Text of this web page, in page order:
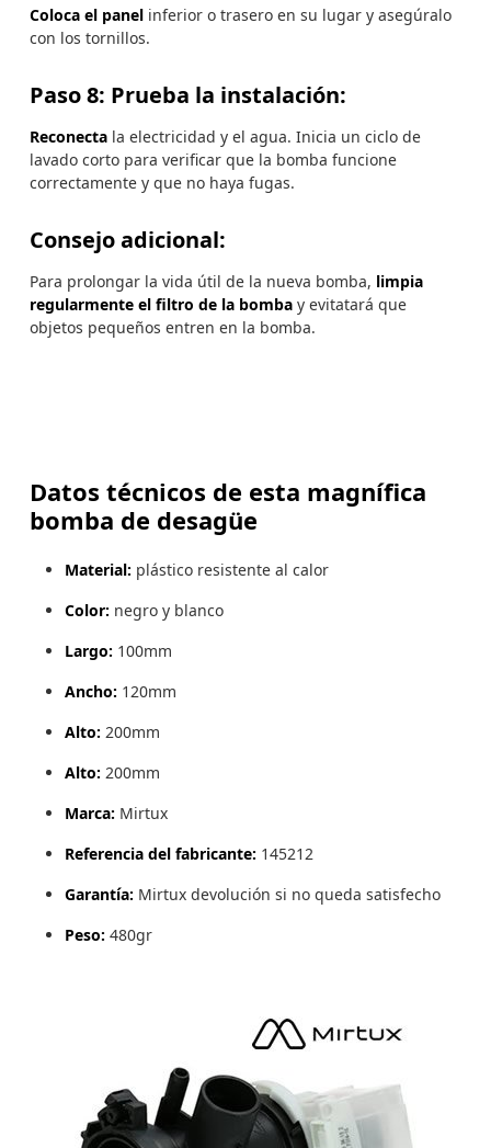
Coloca el panel inferior o trasero en su lugar y asegúralo
con los tornillos.
Paso 8: Prueba la instalación:
Reconecta la electricidad y el agua. Inicia un ciclo de
lavado corto para verificar que la bomba funcione
correctamente y que no haya fugas.
Consejo adicional:
Para prolongar la vida útil de la nueva bomba, limpia
regularmente el filtro de la bomba y evitatará que
objetos pequeños entren en la bomba.
Datos técnicos de esta magnífica
bomba de desagüe
Material: plástico resistente al calor
Color: negro y blanco
Largo: 100mm
Ancho: 120mm
Alto: 200mm
Alto: 200mm
Marca: Mirtux
Referencia del fabricante: 145212
Garantía: Mirtux devolución si no queda satisfecho
Peso: 480gr